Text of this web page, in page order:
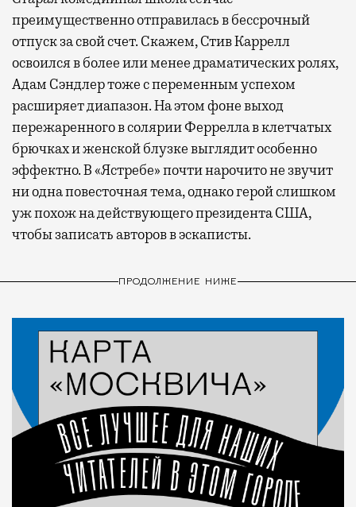
преимущественно отправилась в бессрочный
отпуск за свой счет. Скажем, Стив Каррелл
освоился в более или менее драматических ролях,
Адам Сэндлер тоже с переменным успехом
расширяет диапазон. На этом фоне выход
пережаренного в солярии Феррелла в клетчатых
брючках и женской блузке выглядит особенно
эффектно. В «Ястребе» почти нарочито не звучит
ни одна повесточная тема, однако герой слишком
уж похож на действующего президента США,
чтобы записать авторов в эскаписты.
ПРОДОЛЖЕНИЕ НИЖЕ